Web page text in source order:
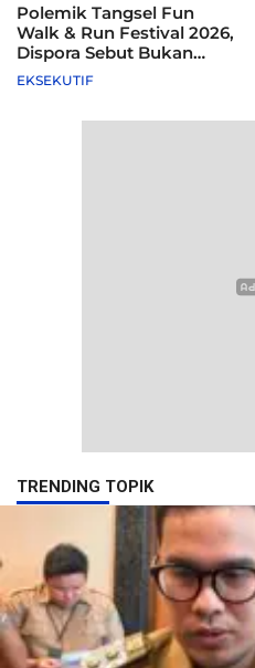
Polemik Tangsel Fun
Walk & Run Festival 2026,
Dispora Sebut Bukan
Agenda Pemkot
EKSEKUTIF
TRENDING TOPIK